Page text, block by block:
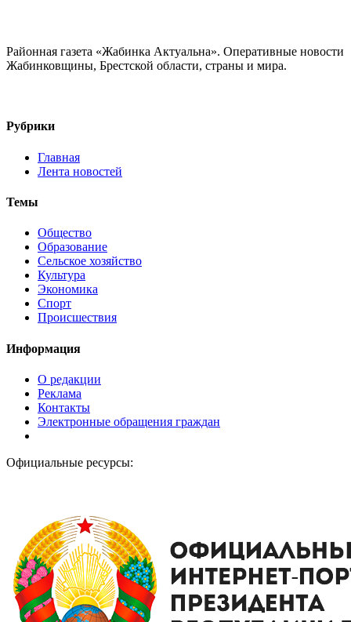
Районная газета «Жабинка Актуальна». Оперативные новости
Жабинковщины, Брестской области, страны и мира.
Рубрики
Главная
Лента новостей
Темы
Общество
Образование
Сельское хозяйство
Культура
Экономика
Спорт
Происшествия
Информация
О редакции
Реклама
Контакты
Электронные обращения граждан
Официальные ресурсы: